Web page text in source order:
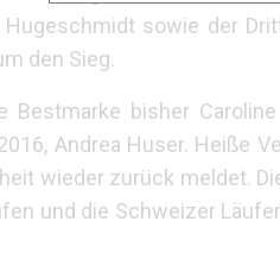
Hugeschmidt sowie der
den Sieg.
Bestmarke bisher
Andrea Huser. Heiße
wieder zurück meldet.
und die Schweizer